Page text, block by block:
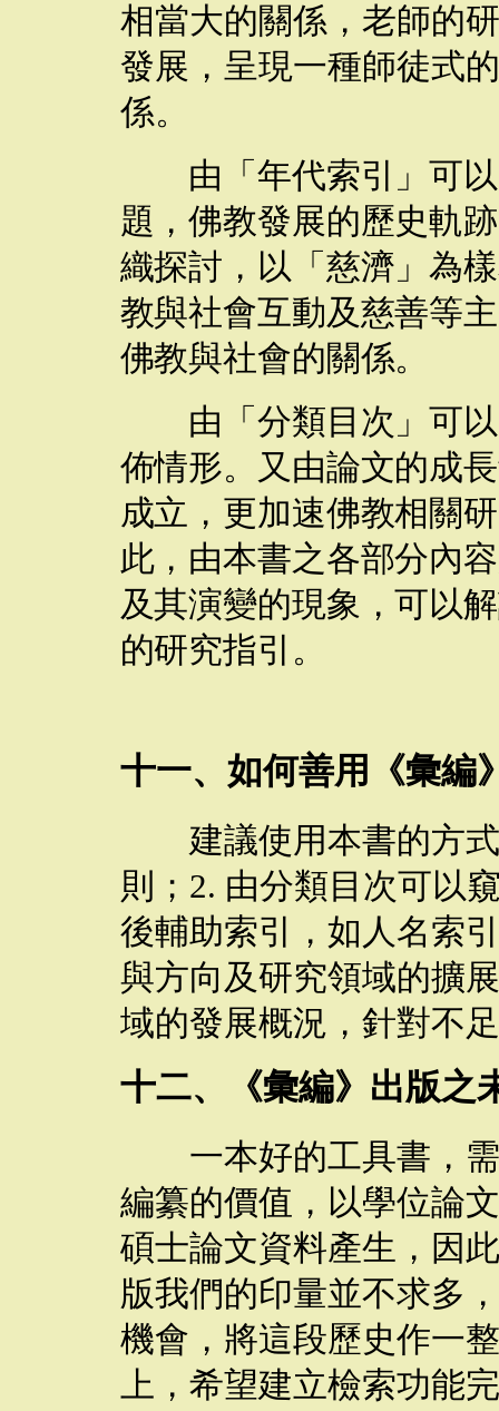
相當大的關係，老師的
發展，呈現一種師徒式
係。
由「年代索引」可以
題，佛教發展的歷史軌
織探討，以「慈濟」為
教與社會互動及慈善等
佛教與社會的關係。
由「分類目次」可以
佈情形。又由論文的成
成立，更加速佛教相關
此，由本書之各部分內
及其演變的現象，可以
的研究指引。
十一、如何善用《彙編
建議使用本書的方
則； 2. 由分類目次可以
後輔助索引，如人名索
與方向及研究領域的擴
域的發展概況，針對不
十二、《彙編》出版之
一本好的工具書，需
編纂的價值，以學位論
碩士論文資料產生，因
版我們的印量並不求多
機會，將這段歷史作一
上，希望建立檢索功能